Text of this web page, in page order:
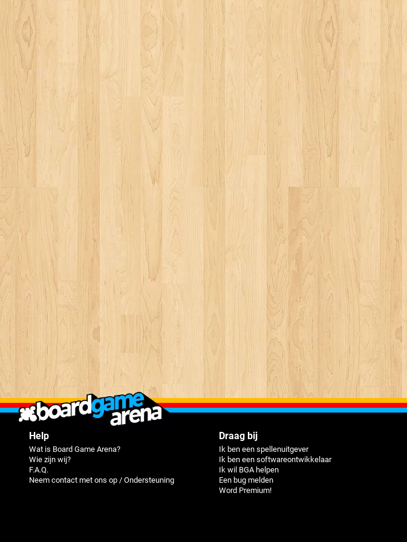
Help
Wat is Board Game Arena?
Wie zijn wij?
F.A.Q.
Neem contact met ons op / Ondersteuning
Draag bij
Ik ben een spellenuitgever
Ik ben een softwareontwikkelaar
Ik wil BGA helpen
Een bug melden
Word Premium!